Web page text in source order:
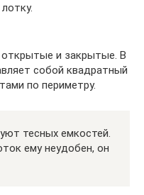
и закрытые. В
собой квадратный
по периметру.
тесных емкостей.
ему неудобен, он